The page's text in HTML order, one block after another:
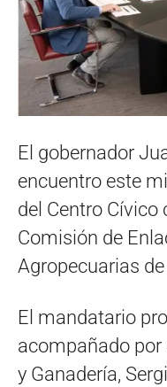
El gobernador
encuentro este
del Centro Cívico
Comisión de
Agropecuarias
El mandatario
acompañado
y Ganadería,